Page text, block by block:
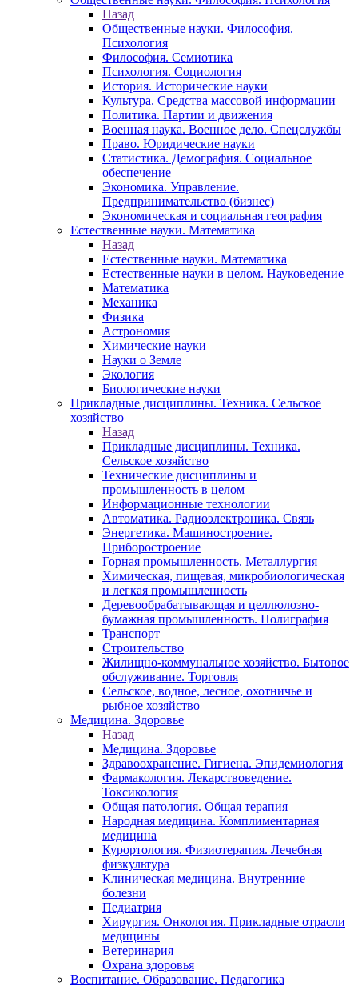
Назад
Общественные науки. Философия.
Психология
Философия. Семиотика
Психология. Социология
История. Исторические науки
Культура. Средства массовой информации
Политика. Партии и движения
Военная наука. Военное дело. Спецслужбы
Право. Юридические науки
Статистика. Демография. Социальное
обеспечение
Экономика. Управление.
Предпринимательство (бизнес)
Экономическая и социальная география
Естественные науки. Математика
Назад
Естественные науки. Математика
Естественные науки в целом. Науковедение
Математика
Механика
Физика
Астрономия
Химические науки
Науки о Земле
Экология
Биологические науки
Прикладные дисциплины. Техника. Сельское
хозяйство
Назад
Прикладные дисциплины. Техника.
Сельское хозяйство
Технические дисциплины и
промышленность в целом
Информационные технологии
Автоматика. Радиоэлектроника. Связь
Энергетика. Машиностроение.
Приборостроение
Горная промышленность. Металлургия
Химическая, пищевая, микробиологическая
и легкая промышленность
Деревообрабатывающая и целлюлозно-
бумажная промышленность. Полиграфия
Транспорт
Строительство
Жилищно-коммунальное хозяйство. Бытовое
обслуживание. Торговля
Сельское, водное, лесное, охотничье и
рыбное хозяйство
Медицина. Здоровье
Назад
Медицина. Здоровье
Здравоохранение. Гигиена. Эпидемиология
Фармакология. Лекарствоведение.
Токсикология
Общая патология. Общая терапия
Народная медицина. Комплиментарная
медицина
Курортология. Физиотерапия. Лечебная
физкультура
Клиническая медицина. Внутренние
болезни
Педиатрия
Хирургия. Онкология. Прикладные отрасли
медицины
Ветеринария
Охрана здоровья
Воспитание. Образование. Педагогика